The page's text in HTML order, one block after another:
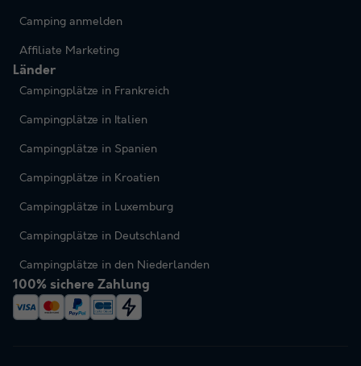
Camping anmelden
Affiliate Marketing
Länder
Campingplätze in Frankreich
Campingplätze in Italien
Campingplätze in Spanien
Campingplätze in Kroatien
Campingplätze in Luxemburg
Campingplätze in Deutschland
Campingplätze in den Niederlanden
100% sichere Zahlung